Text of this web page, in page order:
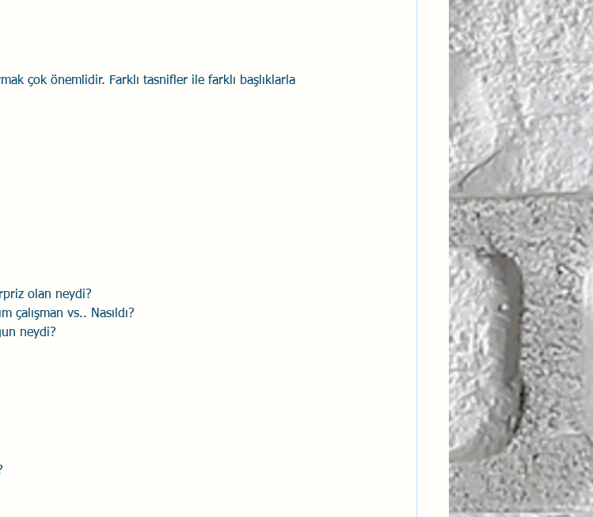
çok önemlidir. Farklı tasnifler ile farklı başlıklarla
olan neydi?
çalışman vs.. Nasıldı?
neydi?